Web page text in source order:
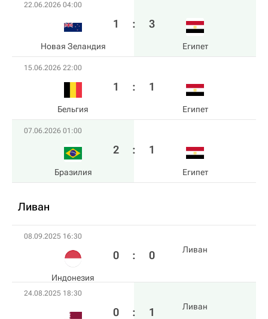
22.06.2026 04:00
Новая Зеландия
1 : 3
Египет
15.06.2026 22:00
Бельгия
1 : 1
Египет
07.06.2026 01:00
Бразилия
2 : 1
Египет
Ливан
08.09.2025 16:30
Индонезия
0 : 0 Ливан
24.08.2025 18:30
0 : 1 Ливан